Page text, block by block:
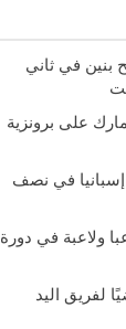
بنين في ثاني
على برونزية
في نصف
تعلن مشاركة 498 لاعبا ولاعبة في دورة
لفريق اليد